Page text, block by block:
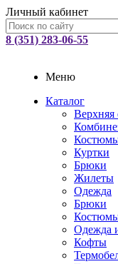
Личный кабинет
8 (351) 283-06-55
Меню
Каталог
Верхняя
Куртки
Брюки
Жилеты
Одежда
Брюки
Одежда
Кофты